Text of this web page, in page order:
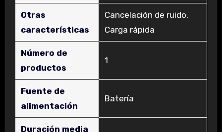
Otras
características
‎Cancelación de ruido,
Carga rápida
Número de
productos
‎1
Fuente de
alimentación
‎Batería
Duración media